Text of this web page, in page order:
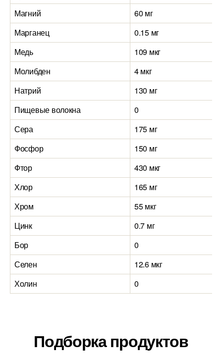
Магний
60 мг
Марганец
0.15 мг
Медь
109 мкг
Молибден
4 мкг
Натрий
130 мг
Пищевые волокна
0
Сера
175 мг
Фосфор
150 мг
Фтор
430 мкг
Хлор
165 мг
Хром
55 мкг
Цинк
0.7 мг
Бор
0
Селен
12.6 мкг
Холин
0
Подборка продуктов